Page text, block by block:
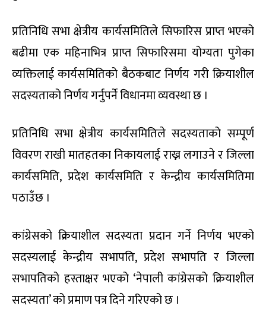
प्रतिनिधि सभा क्षेत्रीय कार्यसमितिले सिफारिस प्राप्त भएको
बढीमा एक महिनाभित्र प्राप्त सिफारिसमा योग्यता पुगेका
व्यक्तिलाई कार्यसमितिको बैठकबाट निर्णय गरी क्रियाशील
सदस्यताको निर्णय गर्नुपर्ने विधानमा व्यवस्था छ ।
प्रतिनिधि सभा क्षेत्रीय कार्यसमितिले सदस्यताको सम्पूर्ण
विवरण राखी मातहतका निकायलाई राख्न लगाउने र जिल्ला
कार्यसमिति, प्रदेश कार्यसमिति र केन्द्रीय कार्यसमितिमा
पठाउँछ ।
कांग्रेसको क्रियाशील सदस्यता प्रदान गर्ने निर्णय भएको
सदस्यलाई केन्द्रीय सभापति, प्रदेश सभापति र जिल्ला
सभापतिको हस्ताक्षर भएको ‘नेपाली कांग्रेसको क्रियाशील
सदस्यता’ को प्रमाण पत्र दिने गरिएको छ ।